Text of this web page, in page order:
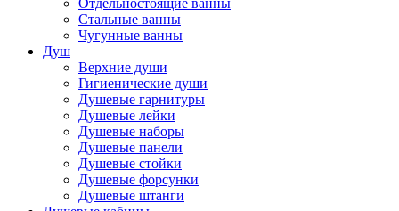
Отдельностоящие ванны
Стальные ванны
Чугунные ванны
Душ
Верхние души
Гигиенические души
Душевые гарнитуры
Душевые лейки
Душевые наборы
Душевые панели
Душевые стойки
Душевые форсунки
Душевые штанги